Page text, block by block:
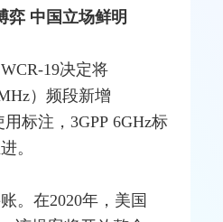
弈 中国立场鲜明
19决定将
）频段新增
用标注，3GPP 6GHz标
。
。在2020年，美国